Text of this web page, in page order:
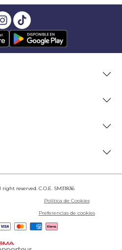
reserved. C.O.E. SM31836
Política de Cookies
Preferencias de cookies